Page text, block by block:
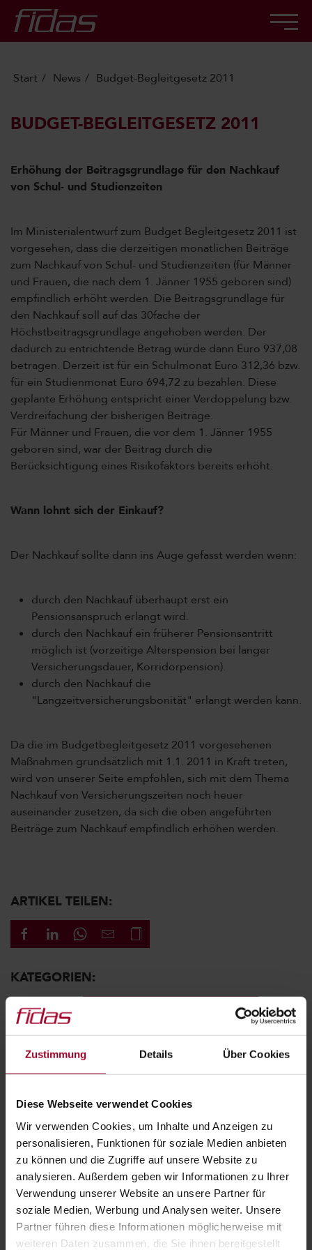
Zustimmung Details Über Cookies
Diese Webseite verwendet Cookies
Wir verwenden Cookies, um Inhalte und Anzeigen zu
personalisieren, Funktionen für soziale Medien anbieten
zu können und die Zugriffe auf unsere Website zu
analysieren. Außerdem geben wir Informationen zu Ihrer
Verwendung unserer Website an unsere Partner für
soziale Medien, Werbung und Analysen weiter. Unsere
Partner führen diese Informationen möglicherweise mit
weiteren Daten zusammen, die Sie ihnen bereitgestellt
Start News Budget-Begleitgesetz 2011
BUDGET-BEGLEITGESETZ 2011
Erhöhung der Beitragsgrundlage für den Nachkauf
von Schul- und Studienzeiten
Im Ministerialentwurf zum Budget Begleitgesetz 2011 ist
vorgesehen, dass die derzeitigen monatlichen Beiträge
zum Nachkauf von Schul- und Studienzeiten (für Männer
und Frauen, die nach dem 1. Jänner 1955 geboren sind)
empfindlich erhöht werden. Die Beitragsgrundlage für
den Nachkauf soll auf das 30fache der
Höchstbeitragsgrundlage angehoben werden. Der
dadurch zu entrichtende Betrag würde dann Euro 937,08
betragen. Derzeit ist für ein Schulmonat Euro 312,36 bzw.
für ein Studienmonat Euro 694,72 zu bezahlen. Diese
geplante Erhöhung entspricht einer Verdoppelung bzw.
Verdreifachung der bisherigen Beiträge.
Für Männer und Frauen, die vor dem 1. Jänner 1955
geboren sind, war der Beitrag durch die
Berücksichtigung eines Risikofaktors bereits erhöht.
Wann lohnt sich der Einkauf?
Der Nachkauf sollte dann ins Auge gefasst werden wenn:
durch den Nachkauf überhaupt erst ein
Pensionsanspruch erlangt wird.
durch den Nachkauf ein früherer Pensionsantritt
möglich ist (vorzeitige Alterspension bei langer
Versicherungsdauer, Korridorpension).
durch den Nachkauf die
"Langzeitversicherungsbonität" erlangt werden kann.
Da die im Budgetbegleitgesetz 2011 vorgesehenen
Maßnahmen grundsätzlich mit 1.1. 2011 in Kraft treten,
wird von unserer Seite empfohlen, sich mit dem Thema
Nachkauf von Versicherungszeiten noch heuer
auseinander zusetzen, da sich die oben angeführten
Beiträge zum Nachkauf empfindlich erhöhen werden.
ARTIKEL TEILEN:
KATEGORIEN:
Allgemein Arbeits-/Sozialversicherungsrecht
Archiv Coronavirus Fit for Future
BRANCHEN:
Ärzte
BLEIB AUF DEM LAUFENDEN: